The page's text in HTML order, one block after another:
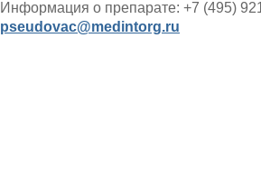
Информация о препарате: +7 (495)
pseudovac@medintorg.ru